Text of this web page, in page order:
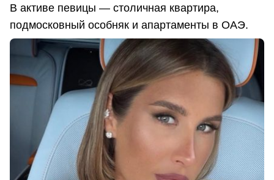
В активе певицы — столичная квартира,
подмосковный особняк и апартаменты в ОАЭ.